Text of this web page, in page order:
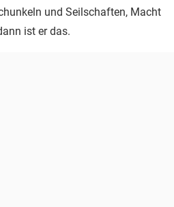
und Seilschaften, Macht
ist er das.